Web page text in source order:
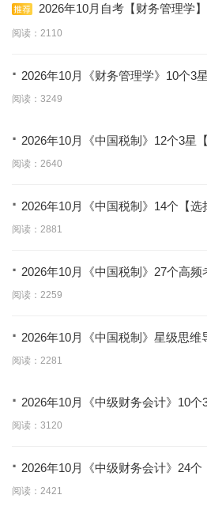
2026年10月自考【财务管理学
阅读：2110
· 2026年10月《财务管理学》10个3
必背】
阅读：3249
· 2026年10月《中国税制》12个3星
背】
阅读：2640
· 2026年10月《中国税制》14个【
学】
阅读：2881
· 2026年10月《中国税制》27个高频
阅读：2259
· 2026年10月《中国税制》星级思维
阅读：2281
· 2026年10月《中级财务会计》10个
分必背】
阅读：3120
· 2026年10月《中级财务会计》24
必学】
阅读：2421